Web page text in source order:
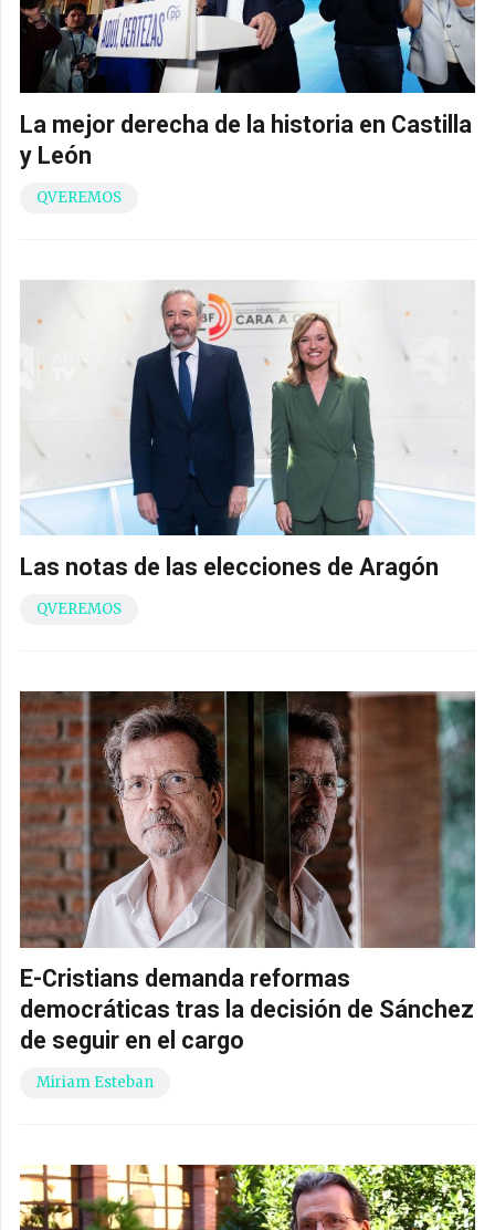
La mejor derecha de la historia en Castilla
y León
QVEREMOS
Las notas de las elecciones de Aragón
QVEREMOS
E-Cristians demanda reformas
democráticas tras la decisión de Sánchez
de seguir en el cargo
Miriam Esteban